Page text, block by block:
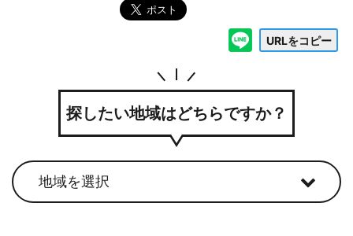
URLをコピー
探したい地域はどちらですか？